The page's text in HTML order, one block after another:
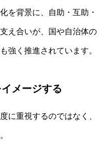
を背景に、自助・互助・
え合いが、国や自治体の
強く推進されています。
メージする
に重視するのではなく、